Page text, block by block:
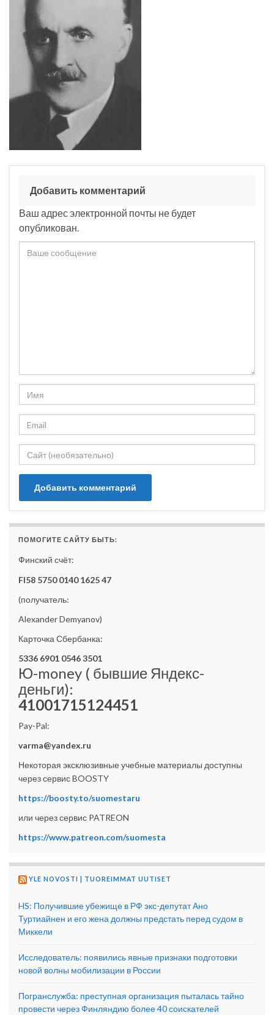
Добавить комментарий
Ваш адрес электронной почты не будет
опубликован.
ПОМОГИТЕ САЙТУ БЫТЬ:
Финский счёт:
FI58 5750 0140 1625 47
(получатель:
Alexander Demyanov)
Карточка Сбербанка:
5336 6901 0546 3501
Ю-money ( бывшие Яндекс-
деньги):
41001715124451
Pay-Pal:
varma@yandex.ru
Некоторая эксклюзивные учебные материалы доступны
через сервис BOOSTY
https://boosty.to/suomestaru
или через сервис PATREON
https://www.patreon.com/suomesta
YLE NOVOSTI | TUOREIMMAT UUTISET
HS: Получившие убежище в РФ экс-депутат Ано
Туртиайнен и его жена должны предстать перед судом в
Миккели
Исследователь: появились явные признаки подготовки
новой волны мобилизации в России
Погранслужба: преступная организация пыталась тайно
провести через Финляндию более 40 соискателей